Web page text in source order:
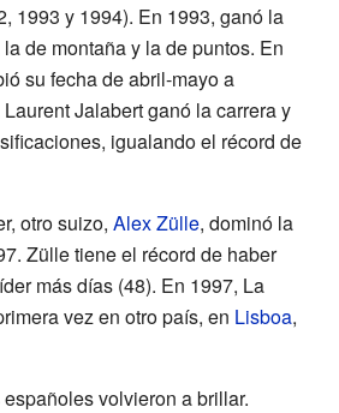
1993 y 1994). En 1993, ganó la
de montaña y la de puntos. En
su fecha de abril-mayo a
Jalabert ganó la carrera y
igualando el récord de
otro suizo, Alex Zülle, dominó la
Zülle tiene el récord de haber
más días (48). En 1997, La
vez en otro país, en Lisboa,
volvieron a brillar.